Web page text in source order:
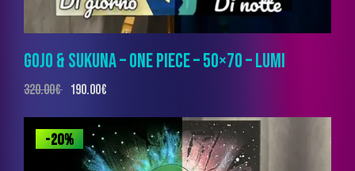
GOJO & SUKUNA – ONE PIECE – 50×70 – LUMI
320.00€ 190.00€
-20%